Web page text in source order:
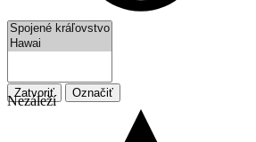
Zatvoriť Označiť
Nezáleží